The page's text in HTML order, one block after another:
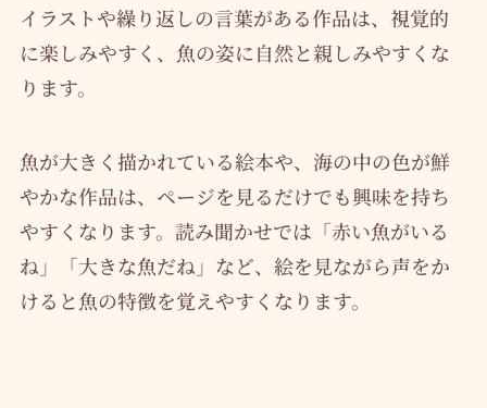
イラストや繰り返しの言葉がある作品は、視覚的
に楽しみやすく、魚の姿に自然と親しみやすくな
ります。
魚が大きく描かれている絵本や、海の中の色が鮮
やかな作品は、ページを見るだけでも興味を持ち
やすくなります。読み聞かせでは「赤い魚がいる
ね」「大きな魚だね」など、絵を見ながら声をか
けると魚の特徴を覚えやすくなります。